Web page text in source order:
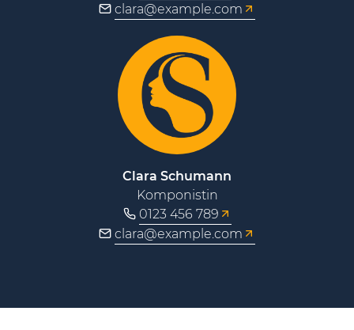
clara@example.com
Clara Schumann
Komponistin
0123 456 789
clara@example.com